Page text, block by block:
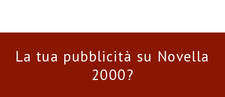
La tua pubblicità su Novella
2000?